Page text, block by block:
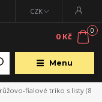
Menu
CZK
0
0 Kč
fialové triko s listy (8